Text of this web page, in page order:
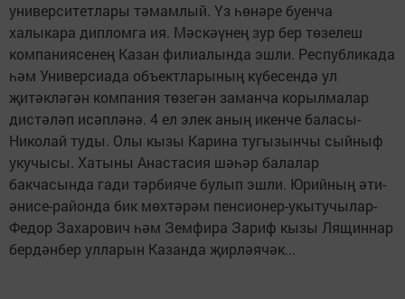
университетлары тәмамлый. Үз һөнәре буенча
халыкара дипломга ия. Мәскәүнең зур бер төзелеш
компаниясенең Казан филиалында эшли. Республикада
һәм Универсиада объектларының күбесендә ул
җитәкләгән компания төзегән заманча корылмалар
дистәләп исәпләнә. 4 ел элек аның икенче баласы-
Николай туды. Олы кызы Карина тугызынчы сыйныф
укучысы. Хатыны Анастасия шәһәр балалар
бакчасында гади тәрбияче булып эшли. Юрийның әти-
әнисе-районда бик мөхтәрәм пенсионер-укытучылар-
Федор Захарович һәм Земфира Зариф кызы Лящиннар
бердәнбер улларын Казанда җирләячәк...